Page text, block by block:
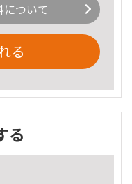
ついて
る
る